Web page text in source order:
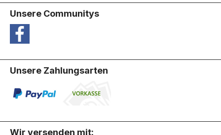
Unsere Communitys
Unsere Zahlungsarten
Wir versenden mit: